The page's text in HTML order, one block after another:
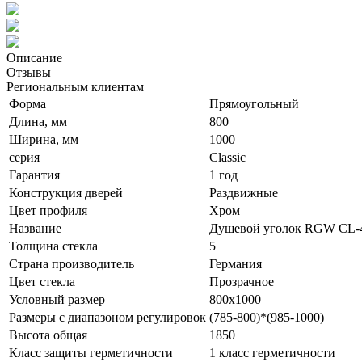
Описание
Отзывы
Региональным клиентам
Форма
Прямоугольный
Длина, мм
800
Ширина, мм
1000
серия
Classic
Гарантия
1 год
Конструкция дверей
Раздвижные
Цвет профиля
Хром
Название
Душевой уголок RGW CL-
Толщина стекла
5
Страна производитель
Германия
Цвет стекла
Прозрачное
Условный размер
800x1000
Размеры с диапазоном регулировок (785-800)*(985-1000)
Высота общая
1850
Класс защиты герметичности
1 класс герметичности